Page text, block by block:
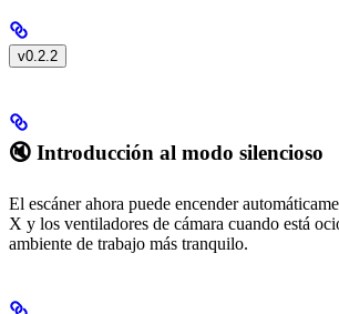
v0.2.2
🔇 Introducción al modo silencioso
El escáner ahora puede encender
X y los ventiladores de cámara cuando está
ambiente de trabajo más tranquilo.